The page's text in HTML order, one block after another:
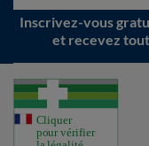
Inscrivez-vous
et recevez